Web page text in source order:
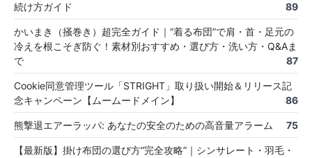
続け方ガイド
89
かいまき（掻巻き）超完全ガイド｜“着る布団”で肩・首・足元の
冷えを根こそぎ防ぐ！素材別おすすめ・選び方・洗い方・Q&Aま
で
87
Cookie同意管理ツール「STRIGHT」取り扱い開始＆リリース記
念キャンペーン【ムームードメイン】
86
熊撃退エアーラッパ: あなたの安全のための高音量アラーム 75
【最新版】掛け布団の選び方“完全攻略”｜シンサレート・羽毛・